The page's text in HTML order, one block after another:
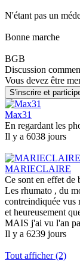
N'étant pas un
Bonne marche
BGB
Discussion
Vous devez être
Max31
En regardant les
Il y a 6038 jours
MARIECLAIRE
Ce sont en effet de
Les rhumato , du
contreindiquée vus
et heureusement
MAIS j'ai vu l'an
Il y a 6239 jours
Tout afficher (2)